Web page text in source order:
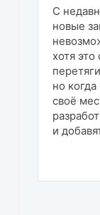
С
новые
хотя
но
своё
и